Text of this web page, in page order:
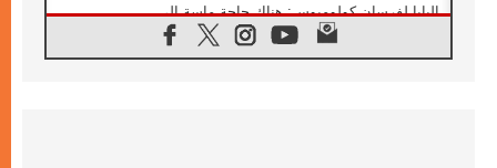
البابا لفرسان كولومبوس: هناك حاجة ماسة إلى
أنبياء تناغم يسعون إلى بناء الجسور
04.08.2026